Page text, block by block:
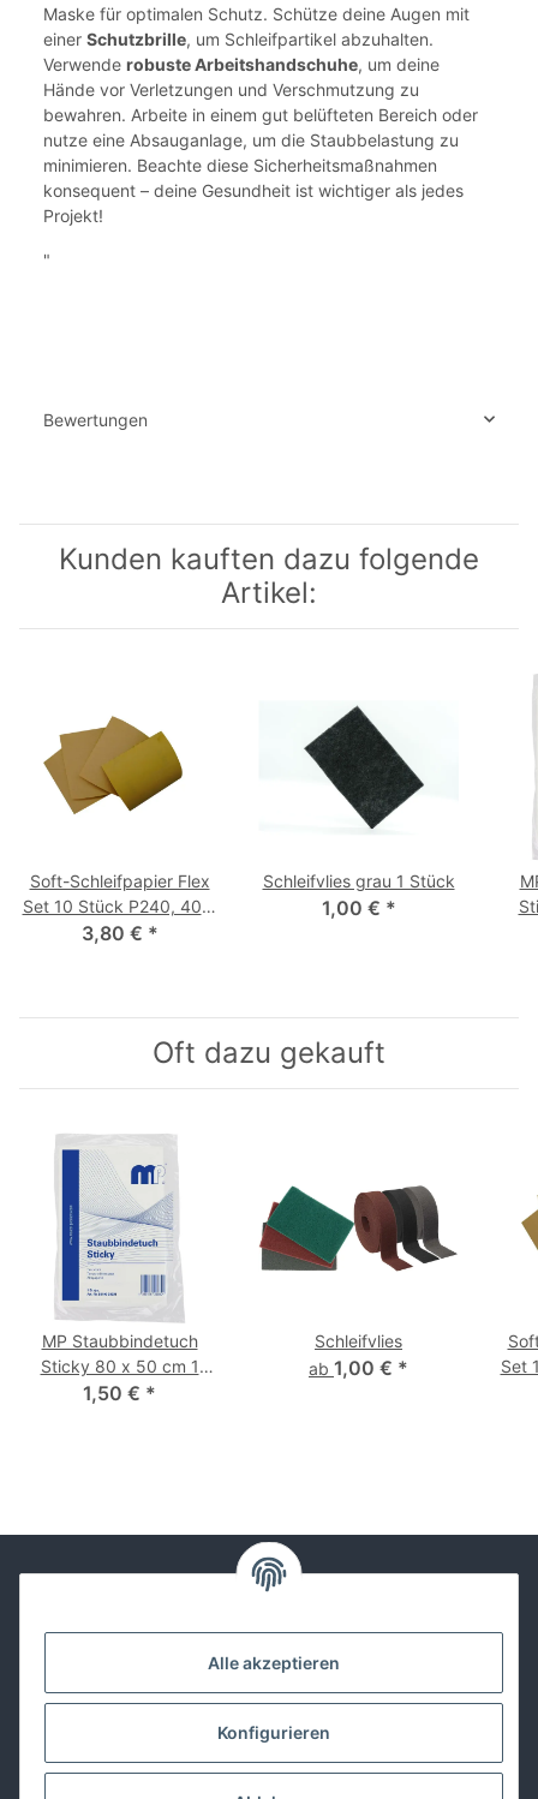
Alle akzeptieren
Konfigurieren
Maske für optimalen Schutz. Schütze deine Augen mit
einer Schutzbrille, um Schleifpartikel abzuhalten.
Verwende robuste Arbeitshandschuhe, um deine
Hände vor Verletzungen und Verschmutzung zu
bewahren. Arbeite in einem gut belüfteten Bereich oder
nutze eine Absauganlage, um die Staubbelastung zu
minimieren. Beachte diese Sicherheitsmaßnahmen
konsequent – deine Gesundheit ist wichtiger als jedes
Projekt!
"
Bewertungen
Kunden kauften dazu folgende
Artikel:
Soft-Schleifpapier Flex
Set 10 Stück P240, 400,
600, 800
3,80 € *
Schleifvlies grau 1 Stück
1,00 € *
Oft dazu gekauft
MP Staubbindetuch
Sticky 80 x 50 cm 1
Stück
1,50 € *
Schleifvlies
ab 1,00 € *
Set
Lackwissen